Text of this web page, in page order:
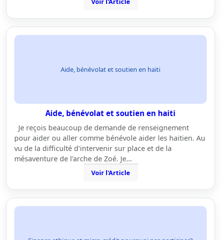
Aide, bénévolat et soutien en haiti
Aide, bénévolat et soutien en haiti
Je reçois beaucoup de demande de renseignement
pour aider ou aller comme bénévole aider les haitien. Au
vu de la difficulté d'intervenir sur place et de la
mésaventure de l'arche de Zoé. Je…
Voir l'Article